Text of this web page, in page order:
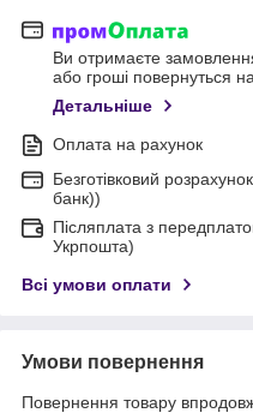
Ви отримаєте
або гроші повернуться
Детальніше
Оплата на рахунок
Безготівковий
банк))
Післяплата з
Укрпошта)
Всі умови оплати
Умови повернення
Повернення товару